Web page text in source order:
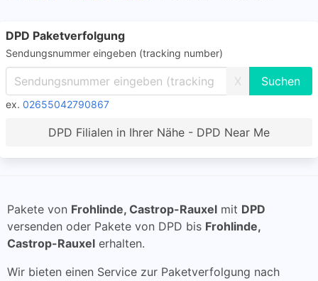
DPD Paketverfolgung
Sendungsnummer eingeben (tracking number)
X
ex. 02655042790867
DPD Filialen in Ihrer Nähe - DPD Near Me
Pakete von Frohlinde, Castrop-Rauxel mit DPD
versenden oder Pakete von DPD bis Frohlinde,
Castrop-Rauxel erhalten.
Wir bieten einen Service zur Paketverfolgung nach